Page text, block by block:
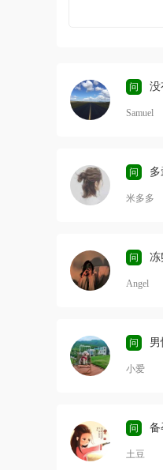
百要冻卵的决心~
是抗苗勒氏管激素
的卵巢储备功能，
一项重要指标。改
备促排检查通过后
促排阶段，开始打
去医院通过B超来
卵针的大小分为四
小。20G最细的取
血也较少，也减少
的取卵子不会影响
对身体有害吗？A
个卵泡发育，但最
后几个月的卵子，
&rdquo;的过程，因
Q：冻几颗够用？
问 没
Samuel
问
米多多
问 冻
Angel
问
小爱
问 备
土豆